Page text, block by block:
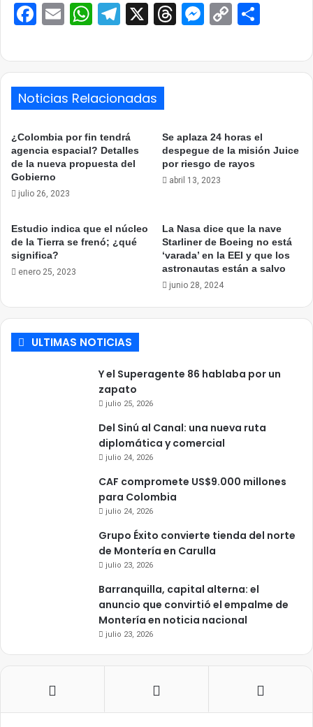
Facebook
EmailWhatsApp
Telegram
X ThreadsCopy
Noticias Relacionadas
¿Colombia por fin tendrá
agencia espacial? Detalles
de la nueva propuesta del
Gobierno
julio 26, 2023
Se aplaza 24 horas el
despegue de la misión Juice
por riesgo de rayos
abril 13, 2023
Estudio indica que el núcleo
de la Tierra se frenó; ¿qué
significa?
enero 25, 2023
La Nasa dice que la nave
Starliner de Boeing no está
‘varada’ en la EEI y que los
astronautas están a salvo
junio 28, 2024
ULTIMAS NOTICIAS
Y el Superagente 86 hablaba por un
zapato
julio 25, 2026
Del Sinú al Canal: una nueva ruta
diplomática y comercial
julio 24, 2026
CAF compromete US$9.000 millones
para Colombia
julio 24, 2026
Grupo Éxito convierte tienda del norte
de Montería en Carulla
julio 23, 2026
Barranquilla, capital alterna: el
anuncio que convirtió el empalme de
Montería en noticia nacional
julio 23, 2026